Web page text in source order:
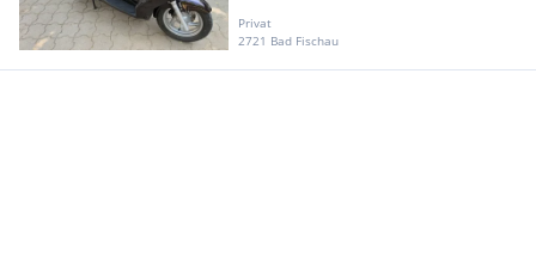
Privat
2721 Bad Fischau